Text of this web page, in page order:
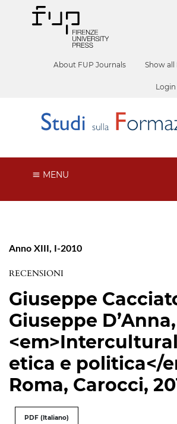
About FUP Journals Show all
Login
MENU
Anno XIII, I-2010
RECENSIONI
Giuseppe
Giuseppe D’Anna,
etica e politica</
Roma, Carocci,
PDF (Italiano)